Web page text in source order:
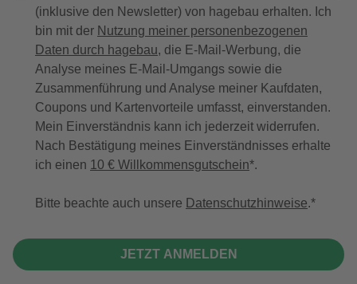
(inklusive den Newsletter) von hagebau erhalten. Ich
bin mit der Nutzung meiner personenbezogenen
Daten durch hagebau, die E-Mail-Werbung, die
Analyse meines E-Mail-Umgangs sowie die
Zusammenführung und Analyse meiner Kaufdaten,
Coupons und Kartenvorteile umfasst, einverstanden.
Mein Einverständnis kann ich jederzeit widerrufen.
Nach Bestätigung meines Einverständnisses erhalte
ich einen 10 € Willkommensgutschein*.
Bitte beachte auch unsere Datenschutzhinweise.
JETZT ANMELDEN